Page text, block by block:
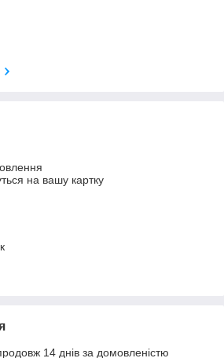
на вашу картку
14 днів за домовленістю